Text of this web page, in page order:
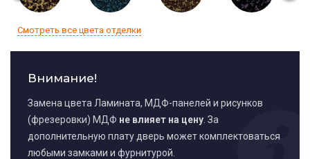
Смотреть все цвета отделки
Внимание!
Замена цвета Ламината, МДФ-панелей и рисунков
(фрезеровки) МДФ не влияет на цену . За
дополнительную плату дверь может комплектоваться
любыми замками и фурнитурой.